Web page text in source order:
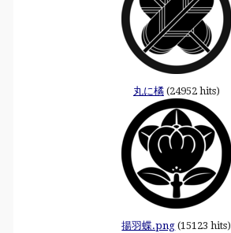
丸に橘(24952 hits)
揚羽蝶.png (15123 hits)